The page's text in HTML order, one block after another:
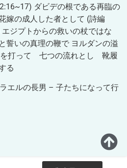
ダビデの根である再臨の
嫁の成人した者として (詩編
ジプトからの救いの杖ではな
誓いの真理の鞭で ヨルダンの溢
を打って 七つの流れとし 靴履
る
エルの長男 – 子たちになって行